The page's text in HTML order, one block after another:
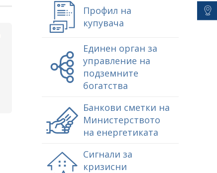
Профил на
купувача
Единен орган за
управление на
подземните
богатства
Банкови сметки на
Министерството
на енергетиката
Сигнали за
кризисни